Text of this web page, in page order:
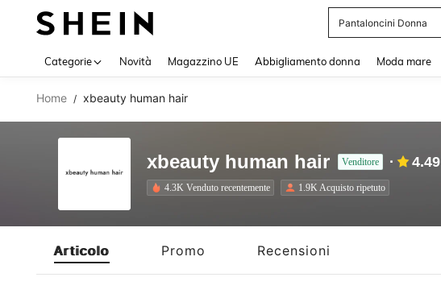
Pantaloncini Donna
Categorie Novità Magazzino UE Abbigliamento donna Moda mare
Home / xbeauty human hair
xbeauty human hair Venditore 4.49
4.3K Venduto recentemente 1.9K Acquisto ripetuto
Articolo Promo Recensioni